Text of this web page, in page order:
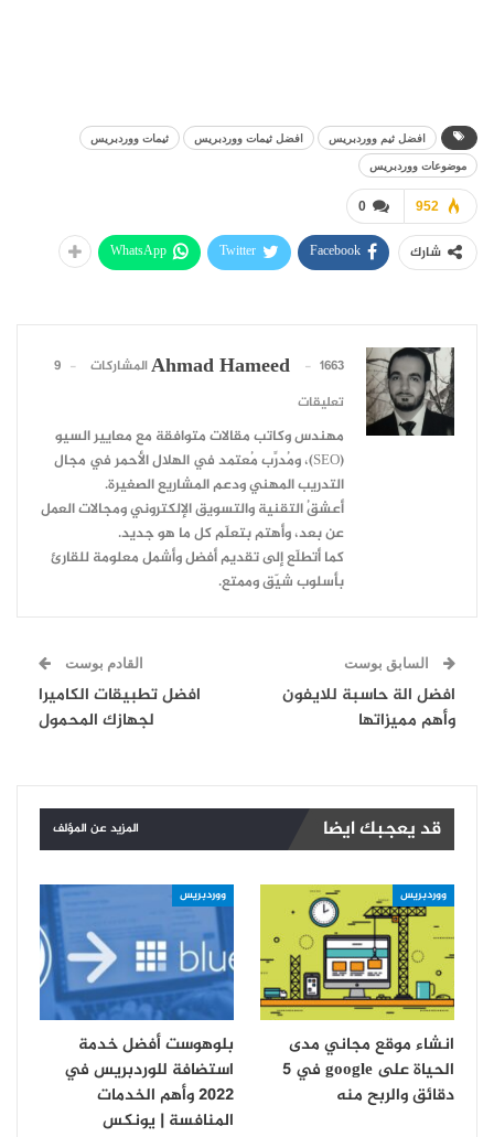
افضل ثيم ووردبريس افضل ثيمات ووردبريس
ثيمات ووردبريس
موضوعات ووردبريس
0 952
شارك Facebook
Twitter
WhatsApp
Ahmad Hameed 1663 المشاركات
9
تعليقات
مهندس وكاتب مقالات متوافقة مع معايير السيو
(SEO)، ومُدرِّب مُعتمد في الهلال الأحمر في مجال
التدريب المهني ودعم المشاريع الصغيرة.
أعشقُ التقنية والتسويق الإلكتروني ومجالات العمل
عن بعد، وأهتم بتعلّم كل ما هو جديد.
كما أتطلّع إلى تقديم أفضل وأشمل معلومة للقارئ
بأسلوب شيّق وممتع.
السابق بوست
افضل الة حاسبة للايفون
وأهم مميزاتها
القادم بوست
افضل تطبيقات الكاميرا
لجهازك المحمول
قد يعجبك ايضا المزيد عن المؤلف
ووردبريس
انشاء موقع مجاني مدى
الحياة على google في 5
دقائق والربح منه
ووردبريس
بلوهوست أفضل خدمة
استضافة للوردبريس في
2022 وأهم الخدمات
المنافسة | يونكس